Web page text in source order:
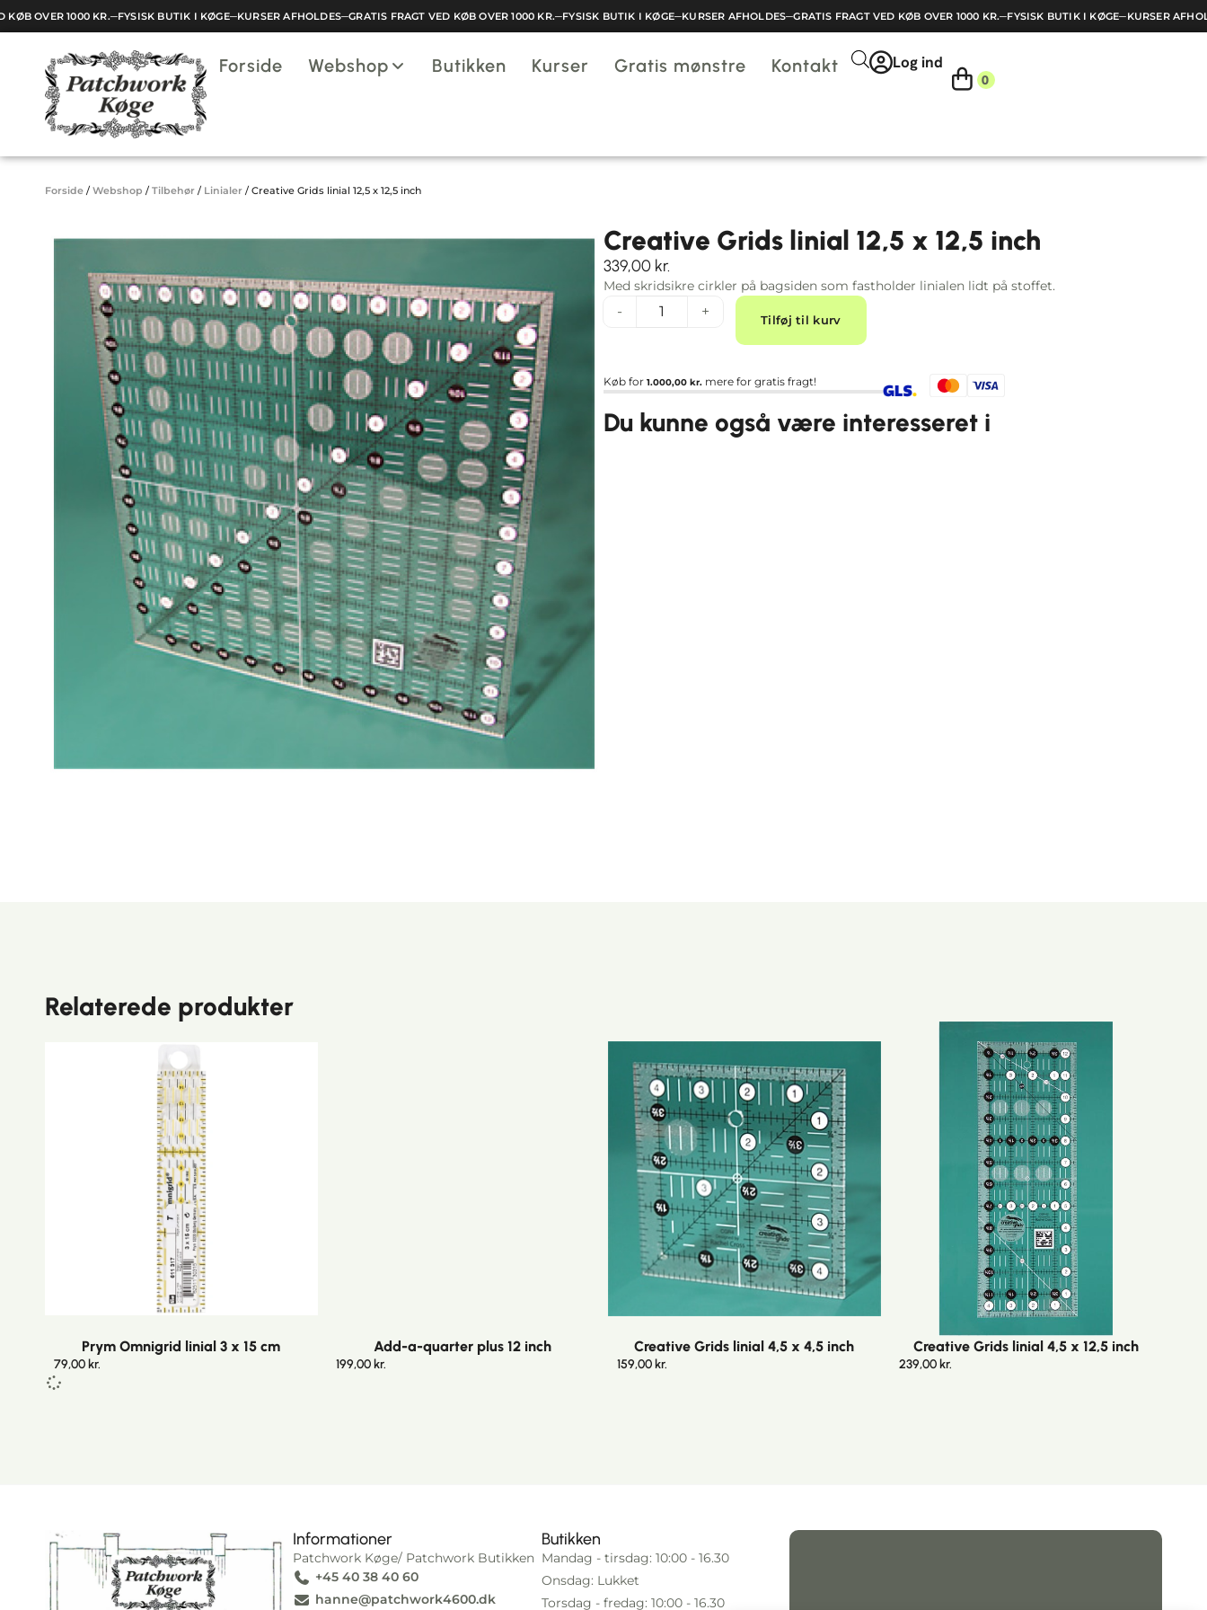
OVER 1000 KR.─FYSISK BUTIK I KØGE─KURSER AFHOLDES─GRATIS FRAGT VED KØB OVER 1000 KR.─FYSISK BUTIK I KØGE─KURSER AFHOLDES─GRATIS FRAGT VED KØB OVER 1000 KR.─FYSISK BUTIK I KØGE─KURSER
Forside Webshop Butikken Kurser Gratis mønstre Kontakt Log ind
0
Indkøbskurv
Din kurv er tom.
I alt 0,00kr.
Køb for 1.000,00 kr. mere for gratis fragt!
Forside / Webshop / Tilbehør / Linialer / Creative Grids linial 12,5 x 12,5 inch
Creative Grids linial 12,5 x 12,5 inch
339,00 kr.
Med skridsikre cirkler på bagsiden som fastholder linialen lidt på stoffet.
- + Tilføj til kurv
Alternative:
Køb for 1.000,00 kr. mere for gratis fragt!
Du kunne også være interesseret i
Relaterede produkter
Prym Omnigrid linial 3 x 15 cm
79,00 kr.
Add-a-quarter plus 12 inch
199,00 kr.
Creative Grids linial 4,5 x 4,5 inch
159,00 kr.
Creative Grids linial 4,5 x 12,5 inch
239,00 kr.
Informationer
Patchwork Køge/ Patchwork Butikken
+45 40 38 40 60
hanne@patchwork4600.dk
Butikken
Mandag - tirsdag: 10:00 - 16.30
Onsdag: Lukket
Torsdag - fredag: 10:00 - 16.30